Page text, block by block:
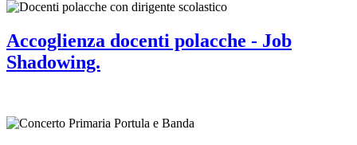
Accoglienza docenti polacche - Job
Shadowing.